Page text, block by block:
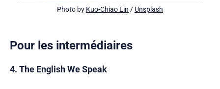
Photo by Kuo-Chiao Lin / Unsplash
Pour les intermédiaires
4. The English We Speak